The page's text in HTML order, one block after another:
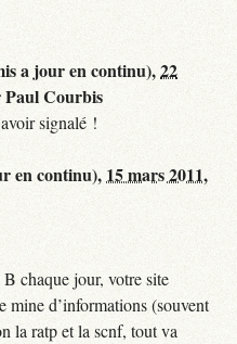
a jour en continu),22
Paul Courbis
signalé !
en continu), 15 mars 2011,
chaque jour, votre site
mine d’informations (souvent
la ratp et la scnf, tout va